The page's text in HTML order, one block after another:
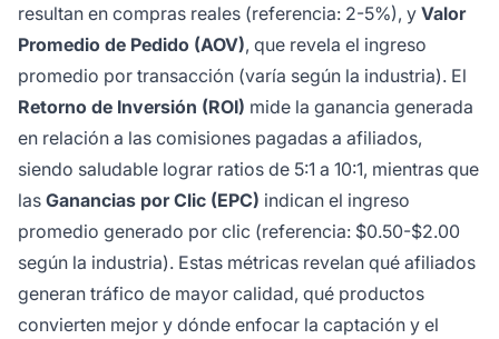
resultan en compras reales (referencia: 2-5%), y Valor
Promedio de Pedido (AOV), que revela el ingreso
promedio por transacción (varía según la industria). El
Retorno de Inversión (ROI) mide la ganancia generada
en relación a las comisiones pagadas a afiliados,
siendo saludable lograr ratios de 5:1 a 10:1, mientras que
las Ganancias por Clic (EPC) indican el ingreso
promedio generado por clic (referencia: $0.50-$2.00
según la industria). Estas métricas revelan qué afiliados
generan tráfico de mayor calidad, qué productos
convierten mejor y dónde enfocar la captación y el